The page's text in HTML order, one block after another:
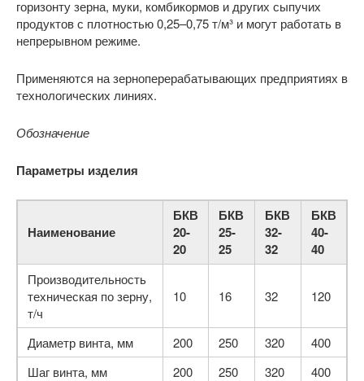
горизонту зерна, муки, комбикормов и других сыпучих
продуктов с плотностью 0,25–0,75 т/м³ и могут работать в
непрерывном режиме.
Применяются на зерноперерабатывающих предприятиях в
технологических линиях.
Обозначение
Параметры изделия
Наименование
БКВ
20-
20
БКВ
25-
25
БКВ
32-
32
БКВ
40-
40
Производительность
техническая по зерну,
т/ч
10 16 32 120
Диаметр винта, мм 200 250 320
400
Шаг винта, мм
200 250 320
400